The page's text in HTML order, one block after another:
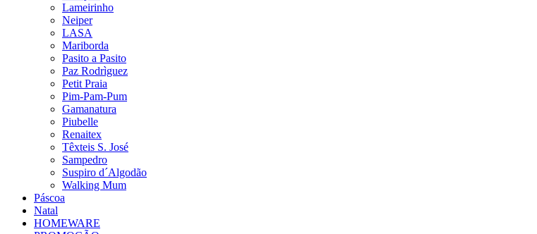
Lameirinho
Neiper
LASA
Mariborda
Pasito a Pasito
Paz Rodrìguez
Petit Praia
Pim-Pam-Pum
Gamanatura
Piubelle
Renaitex
Têxteis S. José
Sampedro
Suspiro d´Algodão
Walking Mum
Páscoa
Natal
HOMEWARE